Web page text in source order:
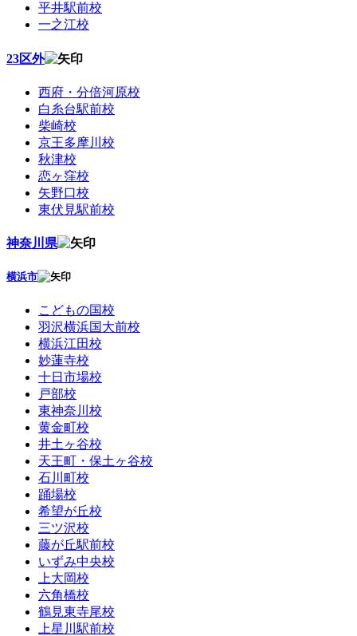
平井駅前校
一之江校
23区外
西府・分倍河原校
白糸台駅前校
柴崎校
京王多摩川校
秋津校
恋ヶ窪校
矢野口校
東伏見駅前校
神奈川県
横浜市
こどもの国校
羽沢横浜国大前校
横浜江田校
妙蓮寺校
十日市場校
戸部校
東神奈川校
黄金町校
井土ヶ谷校
天王町・保土ヶ谷校
石川町校
踊場校
希望が丘校
三ツ沢校
藤が丘駅前校
いずみ中央校
上大岡校
六角橋校
鶴見東寺尾校
上星川駅前校